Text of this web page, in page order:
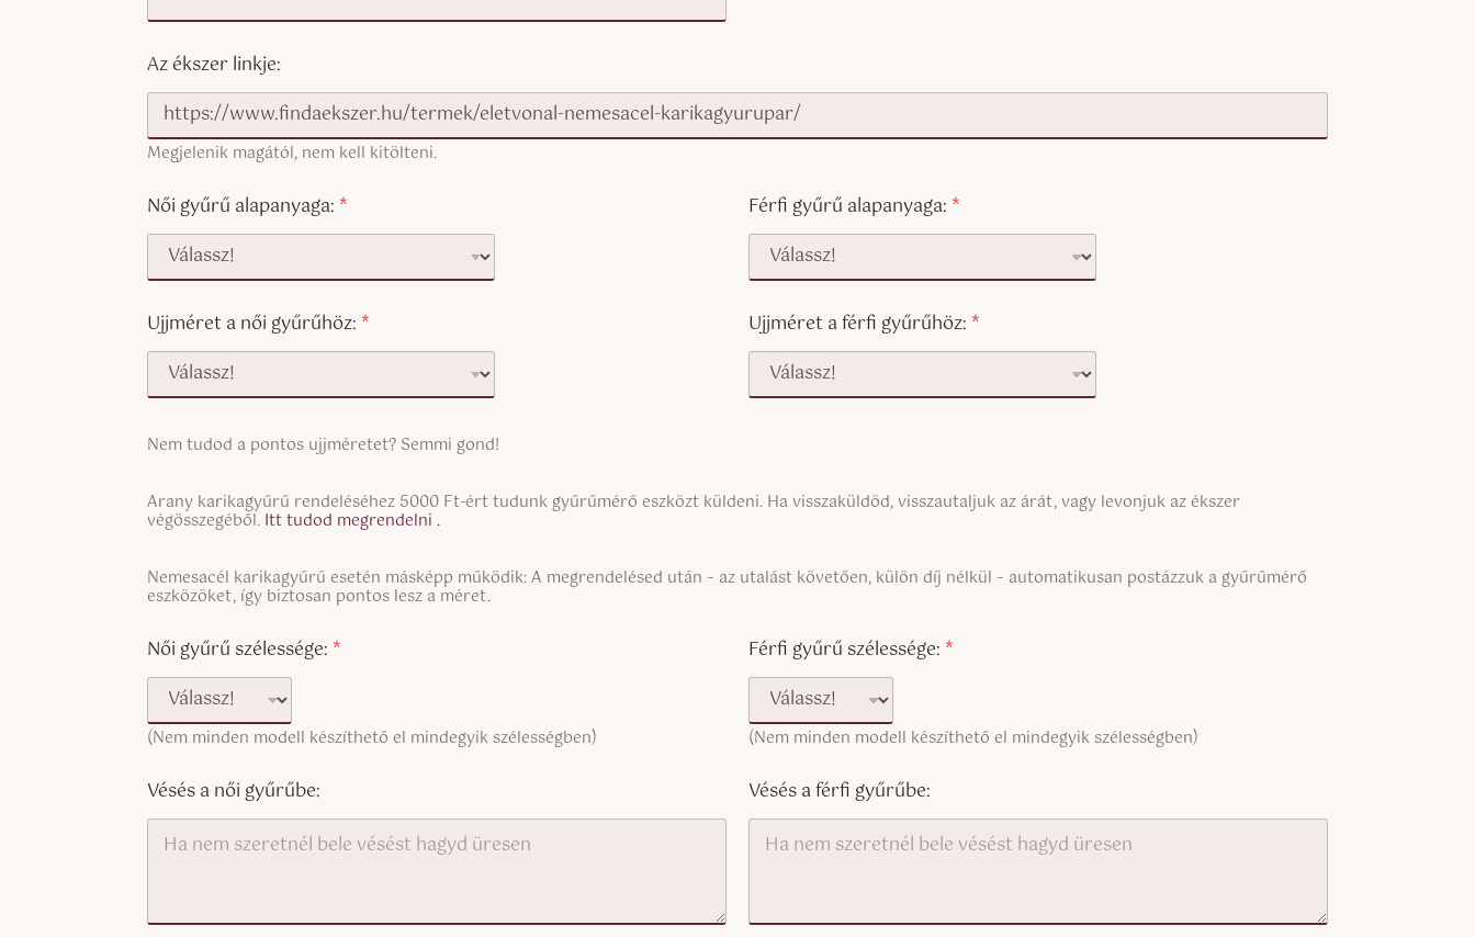
Az ékszer linkje:
Megjelenik magától, nem kell kitölteni.
Női gyűrű alapanyaga: * Férfi gyűrű alapanyaga: *
Ujjméret a női gyűrűhöz: * Ujjméret a férfi gyűrűhöz: *
S
g
l
L
i
n
T
e
Nem tudod a pontos ujjméretet? Semmi gond!
S
i
l
e
i
n
e
e
x
(
o
Arany karikagyűrű rendeléséhez 5000 Ft-ért tudunk gyűrűmérő eszközt küldeni. Ha visszaküldöd, visszautaljuk az árát, vagy levonjuk az ékszer
végösszegéből. Itt tudod megrendelni .
S
i
g
l
e
i
n
T
e
x
p
Nemesacél karikagyűrű esetén másképp működik: A megrendelésed után – az utalást követően, külön díj nélkül – automatikusan postázzuk a gyűrűmérő
eszközöket, így biztosan pontos lesz a méret.
Női gyűrű szélessége: *
(Nem minden modell készíthető el mindegyik szélességben)
Férfi gyűrű szélessége: *
(Nem minden modell készíthető el mindegyik szélességben)
Vésés a női gyűrűbe: Vésés a férfi gyűrűbe:
i
: